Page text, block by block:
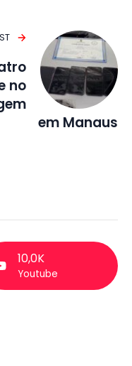
no
em Manaus
10,0K
Youtube